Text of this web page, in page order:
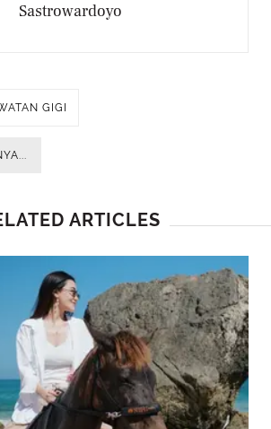
Sastrowardoyo
GIGI
ARTICLES